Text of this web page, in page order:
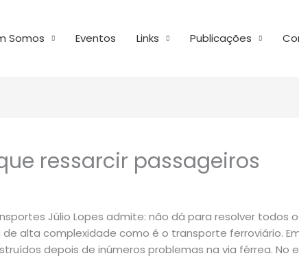
Somos Eventos Links Publicações
ressarcir passageiros
Júlio Lopes admite: não dá para resolver todos
alta complexidade como é o transporte ferroviário.
depois de inúmeros problemas na via férrea. No